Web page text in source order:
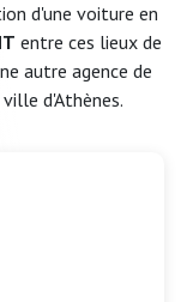
d'une voiture en
entre ces lieux de
autre agence de
d'Athènes.